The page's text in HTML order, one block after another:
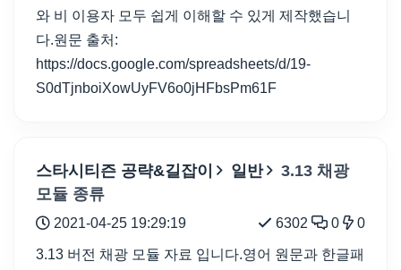
와 비 이용자 모두 쉽게 이해할 수 있게 제작했습니
다.원문 출처:
https://docs.google.com/spreadsheets/d/19-
S0dTjnboiXowUyFV6o0jHFbsPm61F
스타시티즌 공략&길잡이 일반
3.13 채광
모듈 종류
2021-04-25 19:29:19 6302 0 0
3.13 버전 채광 모듈 자료 입니다.영어 원문과 한글패